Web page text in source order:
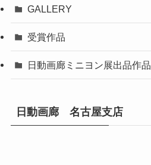
GALLERY
受賞作品
日動画廊ミニヨン展出品作品
日動画廊 名古屋支店